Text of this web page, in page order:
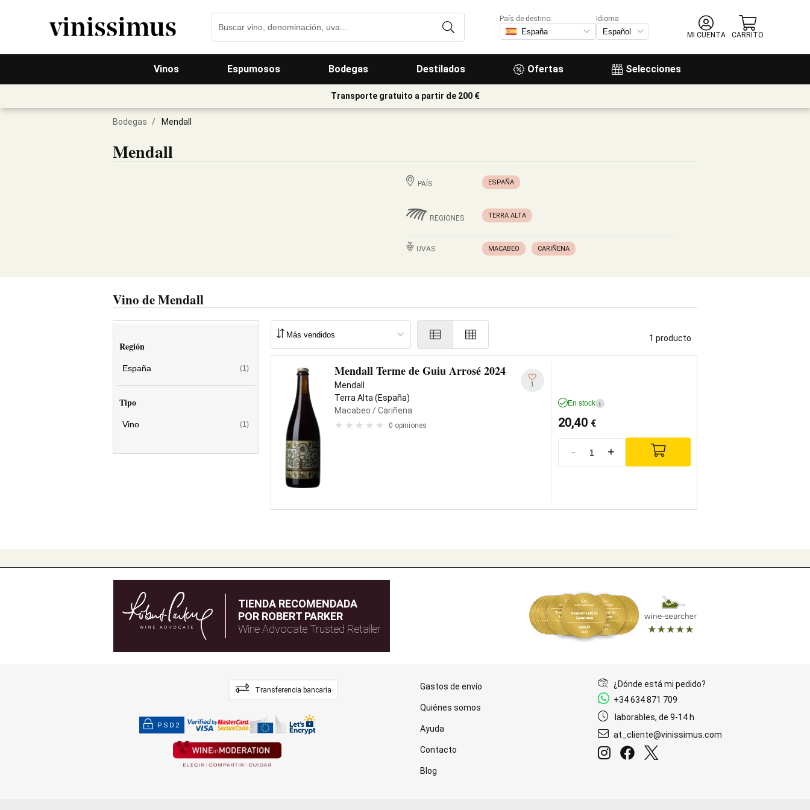
Vinos Espumosos Bodegas Destilados Ofertas Selecciones
País de destino:
Idioma
MI CUENTA
CARRITO
Transporte gratuito a partir de 200 €
Bodegas / Mendall
Mendall
PAÍS ESPAÑA
REGIONES TERRA ALTA
UVAS MACABEO CARIÑENA
Vino de Mendall
Región
España (1)
Tipo
Vino (1)
1 producto
Mendall Terme de Guiu Arrosé 2024
Mendall
Terra Alta (España)
Macabeo / Cariñena
0 opiniones
1
En stock i
20,40 €
- +
TIENDA RECOMENDADA
POR ROBERT PARKER
Wine Advocate Trusted Retailer
Transferencia bancaria
PSD2
Gastos de envío
Quiénes somos
Ayuda
Contacto
Blog
¿Dónde está mi pedido?
+34 634 871 709
laborables, de 9-14 h
at_cliente@vinissimus.com